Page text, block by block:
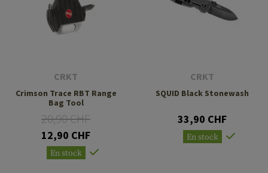
CRKT
Crimson Trace RBT Range
Bag Tool
20,90 CHF
12,90 CHF
En stock
CRKT
SQUID Black Stonewash
33,90 CHF
En stock